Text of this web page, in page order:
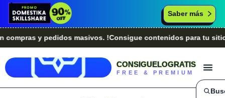
Saber más
y pedidos masivos. !Consigue contenidos para tu sitio
CONSIGUELOGRATIS
FREE & PREMIUM